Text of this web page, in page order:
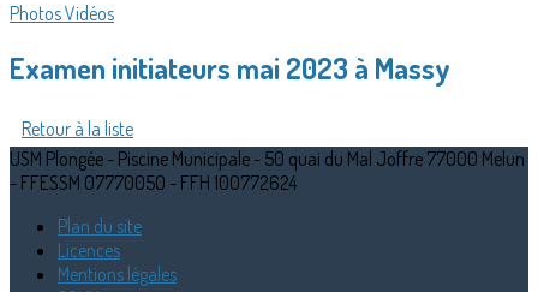
PhotosVidéos
Examen initiateurs mai 2023 à Massy
Retour à la liste
USM Plongée - Piscine Municipale - 50 quai du Mal Joffre 77000 Melun
- FFESSM 07770050 - FFH 100772624
Plan du site
Licences
Mentions légales